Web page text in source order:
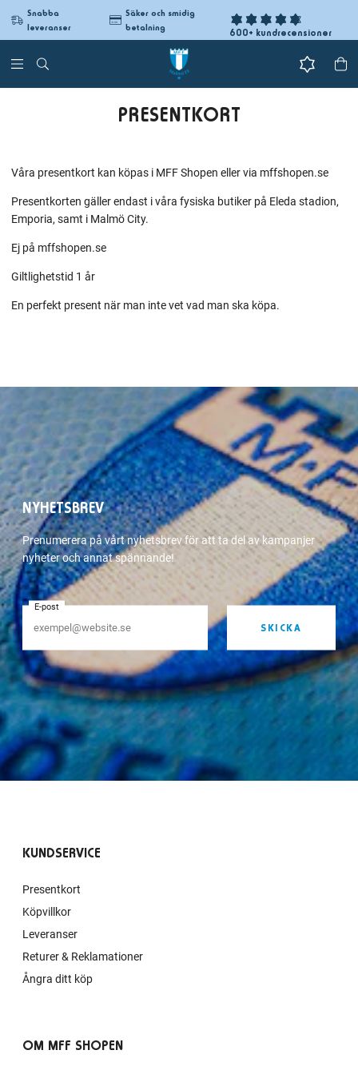
Snabba
leveranser
Säker och smidig
betalning
600+ kundrecensioner
PRESENTKORT
Våra presentkort kan köpas i MFF Shopen eller via mffshopen.se
Presentkorten gäller endast i våra fysiska butiker på Eleda stadion,
Emporia, samt i Malmö City.
Ej på mffshopen.se
Giltlighetstid 1 år
En perfekt present när man inte vet vad man ska köpa.
NYHETSBREV
Prenumerera på vårt nyhetsbrev för att ta del av kampanjer
nyheter och annat spännande!
E-post
SKICKA
KUNDSERVICE
Presentkort
Köpvillkor
Leveranser
Returer & Reklamationer
Ångra ditt köp
OM MFF SHOPEN